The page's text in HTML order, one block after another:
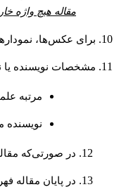
مقاله هیچ واژه
برای عکس‌ها،
مشخصات نویسنده یا
مرتبه
نويسنده
در صورتی‌که
در پایان مقاله